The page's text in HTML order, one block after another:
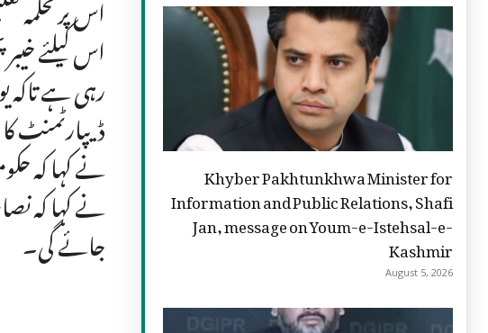
اس کیلئے
رہی ہے تاکہ
ڈیپارٹمنٹ
نے کہا کہ
نے کہا کہ
جائے گی۔
Khyber Pakhtunkhwa Minister for
Information and Public Relations, Shafi
Jan, message on Youm-e-Istehsal-e-
Kashmir
August 5, 2026